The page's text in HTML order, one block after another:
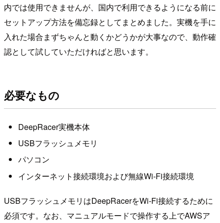
内では使用できませんが、国内で利用できるようになる前に
セットアップ方法を備忘録としてまとめました。実機を手に
入れた場合まずちゃんと動くかどうかが大事なので、動作確
認として試していただければと思います。
必要なもの
DeepRacer実機本体
USBフラッシュメモリ
パソコン
インターネット接続環境および無線Wi-Fi接続環境
USBフラッシュメモリはDeepRacerをWi-Fi接続するために
必須です。なお、マニュアルモードで操作する上でAWSア